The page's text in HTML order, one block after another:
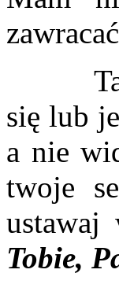
Tak
się lub
a nie
twoje
ustawaj
Tobie,